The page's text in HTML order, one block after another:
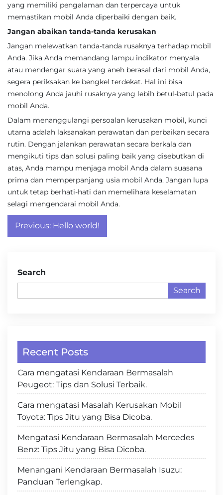
yang memiliki pengalaman dan terpercaya untuk
memastikan mobil Anda diperbaiki dengan baik.
Jangan abaikan tanda-tanda kerusakan
Jangan melewatkan tanda-tanda rusaknya terhadap mobil
Anda. Jika Anda memandang lampu indikator menyala
atau mendengar suara yang aneh berasal dari mobil Anda,
segera periksakan ke bengkel terdekat. Hal ini bisa
menolong Anda jauhi rusaknya yang lebih betul-betul pada
mobil Anda.
Dalam menanggulangi persoalan kerusakan mobil, kunci
utama adalah laksanakan perawatan dan perbaikan secara
rutin. Dengan jalankan perawatan secara berkala dan
mengikuti tips dan solusi paling baik yang disebutkan di
atas, Anda mampu menjaga mobil Anda dalam suasana
prima dan memperpanjang usia mobil Anda. Jangan lupa
untuk tetap berhati-hati dan memelihara keselamatan
selagi mengendarai mobil Anda.
Post
navigation
Previous: Hello world!
Search
Search
Recent Posts
Cara mengatasi Kendaraan Bermasalah
Peugeot: Tips dan Solusi Terbaik.
Cara mengatasi Masalah Kerusakan Mobil
Toyota: Tips Jitu yang Bisa Dicoba.
Mengatasi Kendaraan Bermasalah Mercedes
Benz: Tips Jitu yang Bisa Dicoba.
Menangani Kendaraan Bermasalah Isuzu:
Panduan Terlengkap.